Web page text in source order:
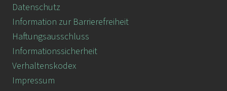
Datenschutz
Information zur Barrierefreiheit
Haftungsausschluss
Informationssicherheit
Verhaltenskodex
Impressum